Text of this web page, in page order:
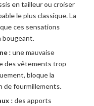
en tailleur ou croiser
le plus classique. La
ces sensations
bougeant.
: une mauvaise
des vêtements trop
bloque la
de fourmillements.
: des apports